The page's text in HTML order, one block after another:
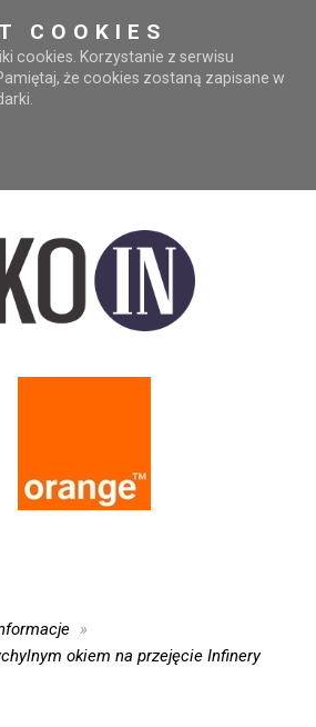
COOKIES
cookies. Korzystanie z serwisu
że cookies zostaną zapisane w
okiem na przejęcie Infinery